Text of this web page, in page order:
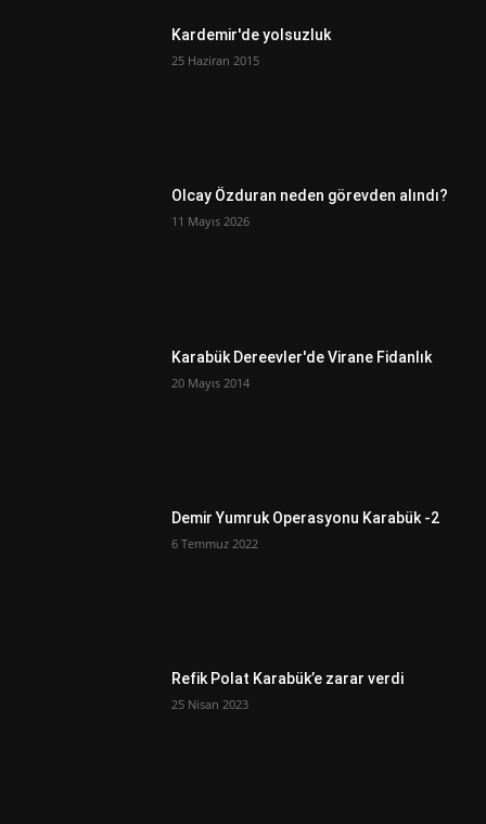
Kardemir'de yolsuzluk
25 Haziran 2015
Olcay Özduran neden görevden alındı?
11 Mayıs 2026
Karabük Dereevler'de Virane Fidanlık
20 Mayıs 2014
Demir Yumruk Operasyonu Karabük -2
6 Temmuz 2022
Refik Polat Karabük’e zarar verdi
25 Nisan 2023